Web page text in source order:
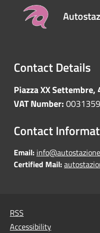
Contact Details
Piazza XX
VAT Number:
Contact
Email:
Certified Mail:
RSS
Accessibility